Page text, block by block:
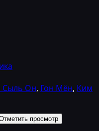
Сыль Он, Гон Мён, Ким
просмотр